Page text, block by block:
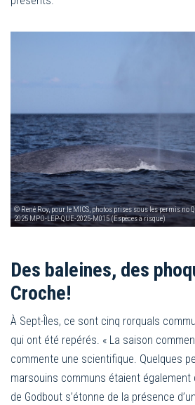
© René Roy, pour le MICS, photos prises sous les permis no
2025 MPO-LEP-QUE-2025-M015 (Espèces à risque)
Des baleines, des
Croche!
À Sept-Îles, ce sont cinq rorquals
qui ont été repérés. « La saison
commente une scientifique. Quelques
marsouins communs étaient également
de Godbout s’étonne de la présence